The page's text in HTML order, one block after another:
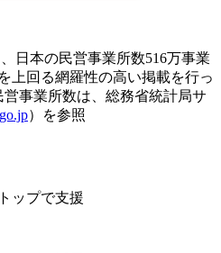
日本の民営事業所数516万事業
上回る網羅性の高い掲載を行っ
事業所数は、総務省統計局サ
）を参照
ップで支援